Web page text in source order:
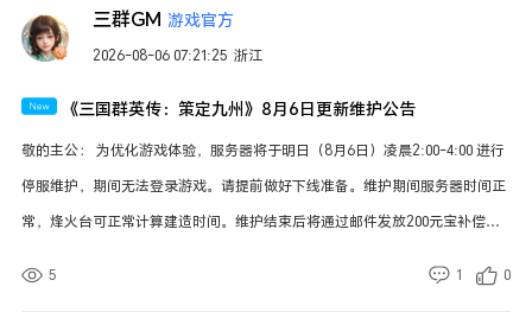
三群GM 游戏官方
2026-08-06 07:21:25 浙江
《三国群英传：策定九州》8月6日更新维护公告
敬的主公： 为优化游戏体验，服务器将于明日（8月6日）凌晨2:00-4:00 进行
停服维护，期间无法登录游戏。请提前做好下线准备。维护期间服务器时间正
常，烽火台可正常计算建造时间。维护结束后将通过邮件发放200元宝补偿。
5 1 0